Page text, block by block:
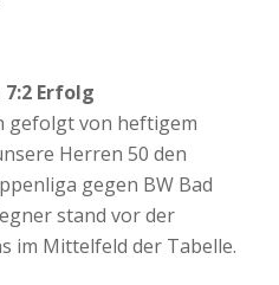
Erfolg
gefolgt von heftigem
Herren 50 den
gegen BW Bad
stand vor der
im Mittelfeld der Tabelle.